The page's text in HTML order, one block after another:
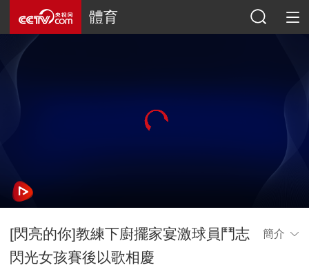
體育
[閃亮的你]教練下廚擺家宴激球員鬥志
閃光女孩賽後以歌相慶
簡介